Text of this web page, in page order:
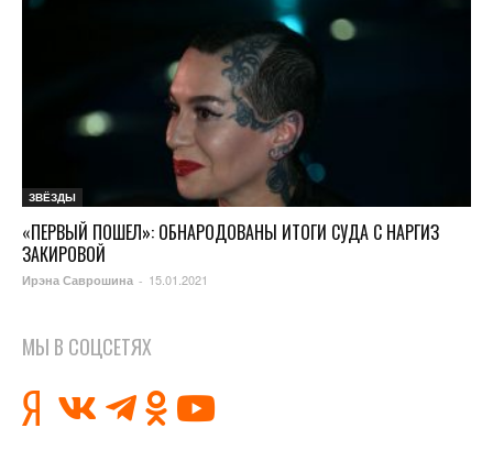
ЗВЁЗДЫ
«ПЕРВЫЙ ПОШЕЛ»: ОБНАРОДОВАНЫ ИТОГИ СУДА С НАРГИЗ
ЗАКИРОВОЙ
Ирэна Саврошина - 15.01.2021
МЫ В СОЦСЕТЯХ